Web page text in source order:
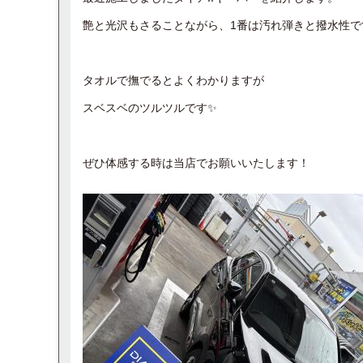
艶と光沢もさることながら、1番は汚れ弾きと撥水性
タオルで撫でるとよくわかりますが
スベスベのツルツルです✨
ぜひ体感する時は当店でお願いいたします！